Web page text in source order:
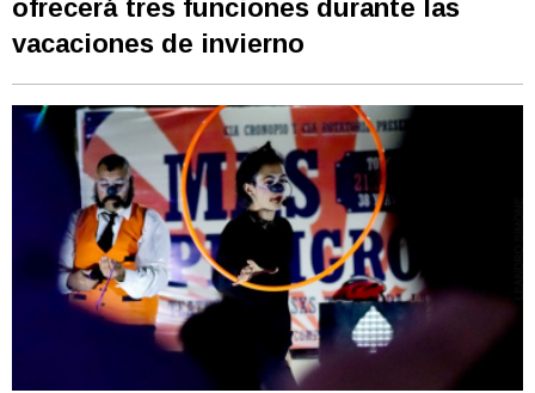
ofrecerá tres funciones durante las
vacaciones de invierno